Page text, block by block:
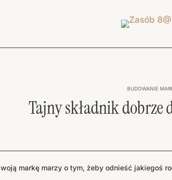
BUDOWANIE
Tajny składnik dobrze
markę marzy o tym, żeby odnieść jakiegoś